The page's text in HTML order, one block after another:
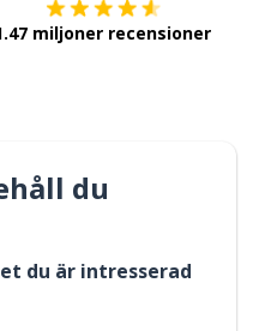
miljoner recensioner
du
du är intresserad